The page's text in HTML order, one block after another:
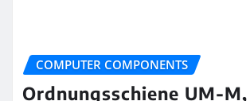
COMPUTER COMPONENTS
Ordnungsschiene UM-M,